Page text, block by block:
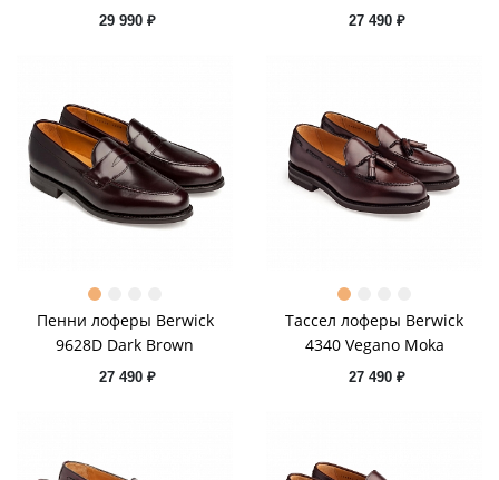
29 990 ₽ 27 490 ₽
Пенни лоферы Berwick
9628D Dark Brown
27 490 ₽
Тассел лоферы Berwick
4340 Vegano Moka
27 490 ₽